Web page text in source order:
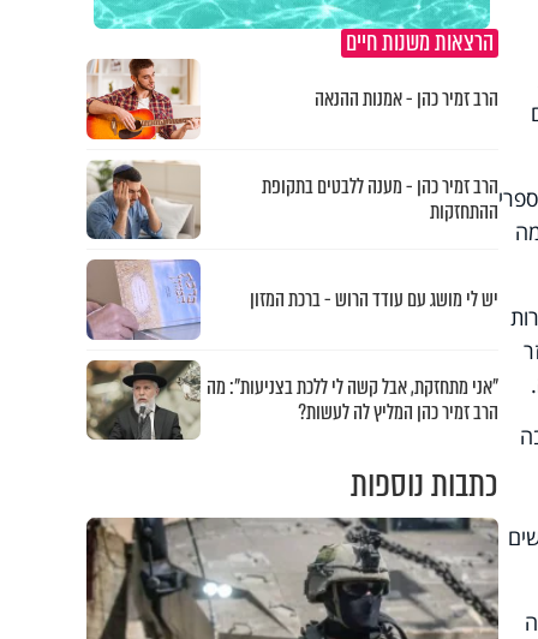
הרצאות משנות חיים
הרב זמיר כהן - אמנות ההנאה
הרב זמיר כהן - מענה ללבטים בתקופת
ההתחזקות
יש לי מושג עם עודד הרוש - ברכת המזון
"אני מתחזקת, אבל קשה לי ללכת בצניעות": מה
הרב זמיר כהן המליץ לה לעשות?
כתבות נוספות